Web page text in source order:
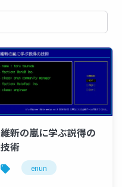
維新の嵐に学ぶ説得の
技術
enun